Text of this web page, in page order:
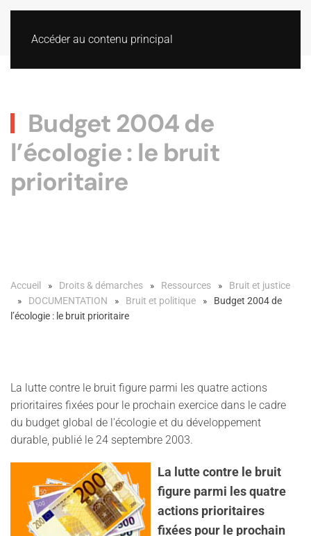
Accéder au contenu principal
Budget 2004 de
l’écologie : le bruit
prioritaire
Accueil Droits & démarches Ressources
Bruit et justice
DOCUMENTATION
Bruit et politique
Budget 2004 de
l’écologie : le bruit prioritaire
La lutte contre le bruit figure parmi les quatre actions
prioritaires fixées pour le prochain exercice dans le cadre
du budget global de l'écologie et du développement
durable, publié le 24 septembre 2003.
La lutte contre le bruit
figure parmi les quatre
actions prioritaires
fixées pour le prochain